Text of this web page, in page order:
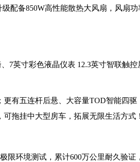
配备850W高性能散热大风扇，风扇功
7英寸彩色液晶仪表 12.3英寸智联触控
有五连杆后悬、大容量TOD智能四驱
拖挂中大型房车，拓展无限生活方式！
限环境测试，累计600万公里耐久验证